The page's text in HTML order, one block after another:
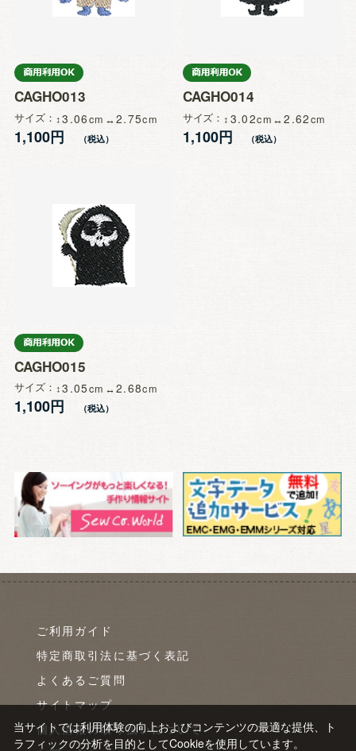
CAGHO013
サイズ 3.06 2.75
1,100円
CAGHO014
サイズ 3.02 2.62
1,100円
CAGHO015
サイズ 3.05 2.68
1,100円
ご利用ガイド
特定商取引法に基づく表記
よくあるご質問
サイトマップ
個人情報の取り扱いについて
当サイトでは利用体験の向上およびコンテンツの最適な提供、ト
ラフィックの分析を目的としてCookieを使用しています。